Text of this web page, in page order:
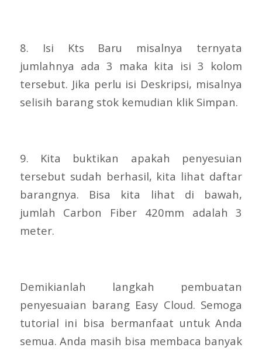
8. Isi Kts Baru misalnya ternyata
jumlahnya ada 3 maka kita isi 3 kolom
tersebut. Jika perlu isi Deskripsi, misalnya
selisih barang stok kemudian klik Simpan.
9. Kita buktikan apakah penyesuian
tersebut sudah berhasil, kita lihat daftar
barangnya. Bisa kita lihat di bawah,
jumlah Carbon Fiber 420mm adalah 3
meter.
Demikianlah langkah pembuatan
penyesuaian barang Easy Cloud. Semoga
tutorial ini bisa bermanfaat untuk Anda
semua. Anda masih bisa membaca banyak